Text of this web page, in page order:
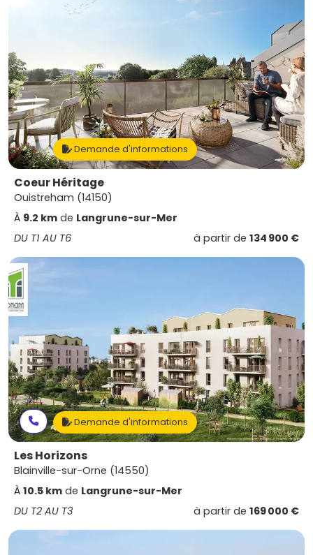
Demande d'informations
Coeur Héritage
Ouistreham (14150)
À 9.2 km de Langrune-sur-Mer
DU T1 AU T6
à partir de 134 900 €
Demande d'informations
Les Horizons
Blainville-sur-Orne (14550)
À 10.5 km de Langrune-sur-Mer
DU T2 AU T3
à partir de 169 000 €